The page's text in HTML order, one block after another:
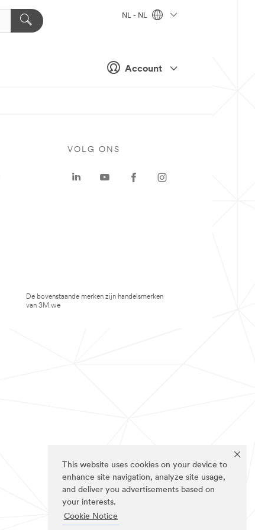
This website uses cookies on your device to
enhance site navigation, analyze site usage,
and deliver you advertisements based on
your interests.
Cookie Notice
Account
NL - NL
VOLG ONS
De bovenstaande merken zijn handelsmerken
van 3M.we